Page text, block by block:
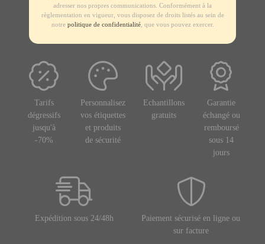
adresser nos propres communications. Conformément à la
règlementation en vigueur, vous disposez de droits listés au sein de
notre politique de confidentialité, que vous pouvez exercer.
Tarifs
dégressifs
jusqu'à
-70%
Personnalisez
vos étiquettes
et produits
de sécurité
Echantillons
gratuits
Garantie
échangé ou
remboursé
sous 14
jours
Expédition sous 24/48h
Paiement sécurisé en ligne ou
sur facture